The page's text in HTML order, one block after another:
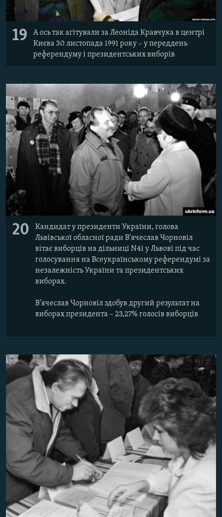
19
А ось так агітували за Леоніда Кравчука в центрі
Києва 30 листопада 1991 року – у переддень
референдуму і президентських виборів
20
Кандидат у президенти України, голова
Львівської обласної ради В’ячеслав Чорновіл
вітає виборців на дільниці N41 у Львові під час
голосування на Всеукраїнському референдумі за
незалежність України та президентських
виборах.
В’ячеслав Чорновіл здобув другий результат на
виборах президента – 23,27% голосів виборців